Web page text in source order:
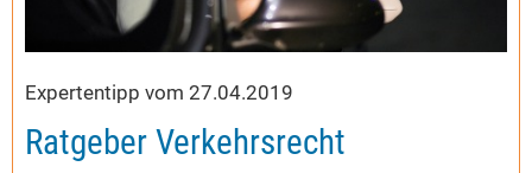
Expertentipp vom 27.04.2019
Ratgeber Verkehrsrecht